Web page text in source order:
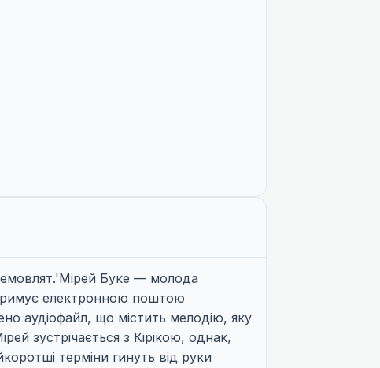
Буке — молода
електронною поштою
аудіофайл, що містить мелодію, яку
зустрічається з Кірікою, однак,
терміни гинуть від руки